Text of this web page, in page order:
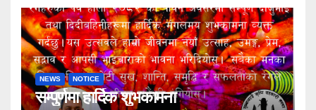
NEWS NOTICE
सम्पुर्णमा हार्दिक शुभकामना